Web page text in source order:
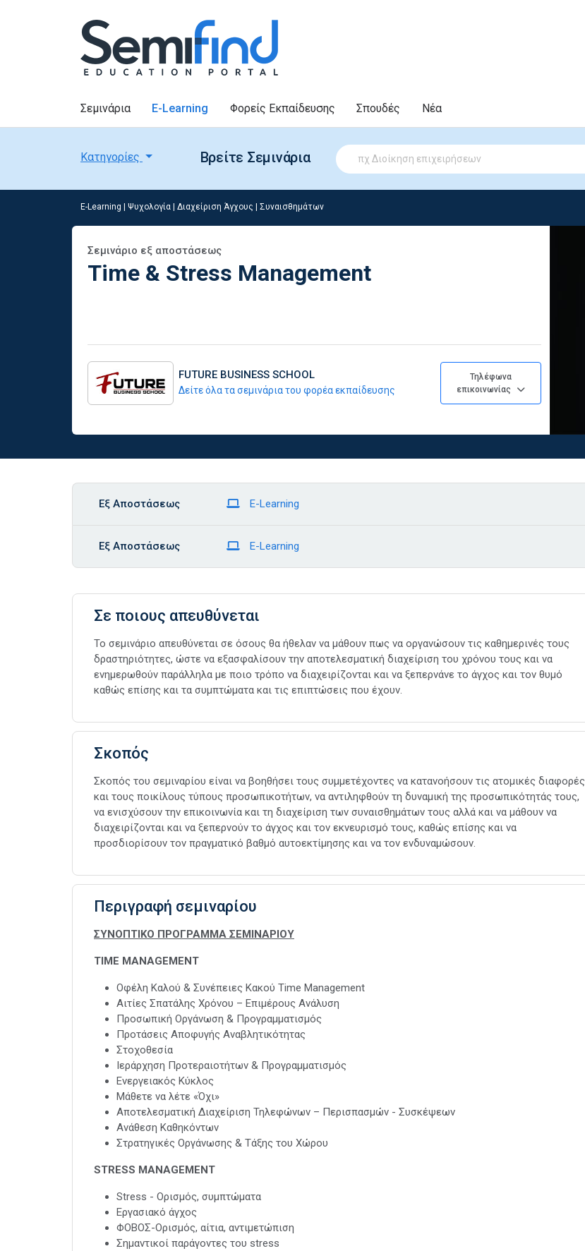
Σεμινάρια E-Learning Φορείς Εκπαίδευσης Σπουδές Νέα
Κατηγορίες Βρείτε Σεμινάρια
E-Learning Ψυχολογία Διαχείριση Άγχους | Συναισθημάτων
Σεμινάριο εξ αποστάσεως
Time & Stress Management
FUTURE BUSINESS SCHOOL
Δείτε όλα τα σεμινάρια του φορέα εκπαίδευσης
Τηλέφωνα
επικοινωνίας
Εξ Αποστάσεως E-Learning
Εξ Αποστάσεως E-Learning
Σε ποιους απευθύνεται
Το σεμινάριο απευθύνεται σε όσους θα ήθελαν να μάθουν πως να οργανώσουν τις καθημερινές τους
δραστηριότητες, ώστε να εξασφαλίσουν την αποτελεσματική διαχείριση του χρόνου τους και να
ενημερωθούν παράλληλα με ποιο τρόπο να διαχειρίζονται και να ξεπερνάνε το άγχος και τον θυμό
καθώς επίσης και τα συμπτώματα και τις επιπτώσεις που έχουν.
Σκοπός
Σκοπός του σεμιναρίου είναι να βοηθήσει τους συμμετέχοντες να κατανοήσουν τις ατομικές διαφορές
και τους ποικίλους τύπους προσωπικοτήτων, να αντιληφθούν τη δυναμική της προσωπικότητάς τους,
να ενισχύσουν την επικοινωνία και τη διαχείριση των συναισθημάτων τους αλλά και να μάθουν να
διαχειρίζονται και να ξεπερνούν το άγχος και τον εκνευρισμό τους, καθώς επίσης και να
προσδιορίσουν τον πραγματικό βαθμό αυτοεκτίμησης και να τον ενδυναμώσουν.
Περιγραφή σεμιναρίου
ΣΥΝΟΠΤΙΚΟ ΠΡΟΓΡΑΜΜΑ ΣΕΜΙΝΑΡΙΟΥ
TIME MANAGEMENT
Οφέλη Καλού & Συνέπειες Κακού Time Management
Αιτίες Σπατάλης Χρόνου – Επιμέρους Ανάλυση
Προσωπική Οργάνωση & Προγραμματισμός
Προτάσεις Αποφυγής Αναβλητικότητας
Στοχοθεσία
Ιεράρχηση Προτεραιοτήτων & Προγραμματισμός
Ενεργειακός Κύκλος
Μάθετε να λέτε «Όχι»
Αποτελεσματική Διαχείριση Τηλεφώνων – Περισπασμών - Συσκέψεων
Ανάθεση Καθηκόντων
Στρατηγικές Οργάνωσης & Τάξης του Χώρου
STRESS MANAGEMENT
Stress - Ορισμός, συμπτώματα
Εργασιακό άγχος
ΦΟΒΟΣ-Ορισμός, αίτια, αντιμετώπιση
Σημαντικοί παράγοντες του stress